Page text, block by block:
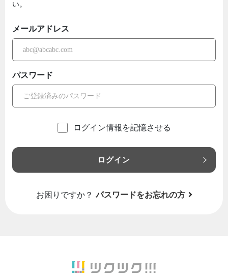
い。
メールアドレス
パスワード
ログイン情報を記憶させる
ログイン
お困りですか？ パスワードをお忘れの方